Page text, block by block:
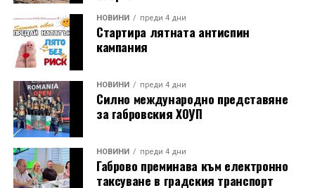
НОВИНИ преди 4 дни
Стартира лятната антиспин
кампания
НОВИНИ преди 4 дни
Силно международно представяне
за габровския ХОУП
НОВИНИ преди 4 дни
Габрово преминава към електронно
таксуване в градския транспорт